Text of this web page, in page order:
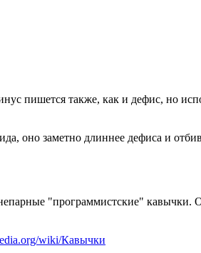
пишется также, как и дефис, но
оно заметно длиннее дефиса и
"программистские" кавычки.
wiki/Кавычки